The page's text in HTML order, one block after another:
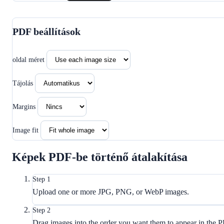
PDF beállítások
oldal méret
Tájolás
Margins
Image fit
Képek PDF-be történő átalakítása
Step 1
Upload one or more JPG, PNG, or WebP images.
Step 2